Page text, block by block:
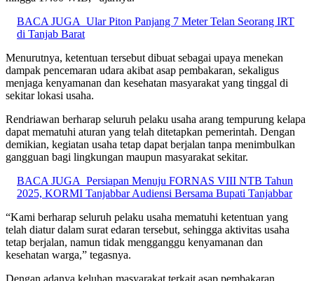
BACA JUGA Ular Piton Panjang 7 Meter Telan Seorang IRT
di Tanjab Barat
Menurutnya, ketentuan tersebut dibuat sebagai upaya menekan
dampak pencemaran udara akibat asap pembakaran, sekaligus
menjaga kenyamanan dan kesehatan masyarakat yang tinggal di
sekitar lokasi usaha.
Rendriawan berharap seluruh pelaku usaha arang tempurung kelapa
dapat mematuhi aturan yang telah ditetapkan pemerintah. Dengan
demikian, kegiatan usaha tetap dapat berjalan tanpa menimbulkan
gangguan bagi lingkungan maupun masyarakat sekitar.
BACA JUGA Persiapan Menuju FORNAS VIII NTB Tahun
2025, KORMI Tanjabbar Audiensi Bersama Bupati Tanjabbar
“Kami berharap seluruh pelaku usaha mematuhi ketentuan yang
telah diatur dalam surat edaran tersebut, sehingga aktivitas usaha
tetap berjalan, namun tidak mengganggu kenyamanan dan
kesehatan warga,” tegasnya.
Dengan adanya keluhan masyarakat terkait asap pembakaran,